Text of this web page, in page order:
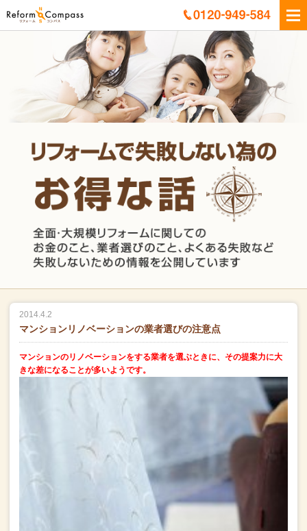
2014.4.2
マンションリノベーションの業者選びの注意点
マンションのリノベーションをする業者を選ぶときに、 その提案力に大
きな差になることが多いようです。